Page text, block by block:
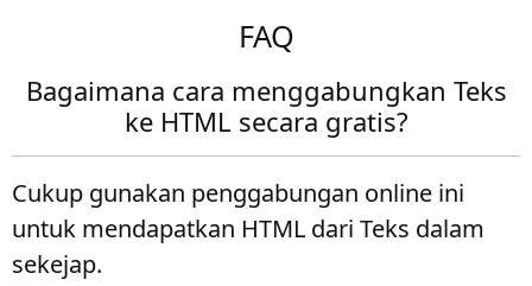
FAQ
Bagaimana cara menggabungkan Teks
ke HTML secara gratis?
Cukup gunakan penggabungan online ini
untuk mendapatkan HTML dari Teks dalam
sekejap.